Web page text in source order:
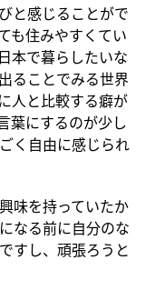
と感じることがで
も住みやすくてい
本で暮らしたいな
ることでみる世界
人と比較する癖が
葉にするのが少し
く自由に感じられ
味を持っていたか
なる前に自分のな
すし、頑張ろうと